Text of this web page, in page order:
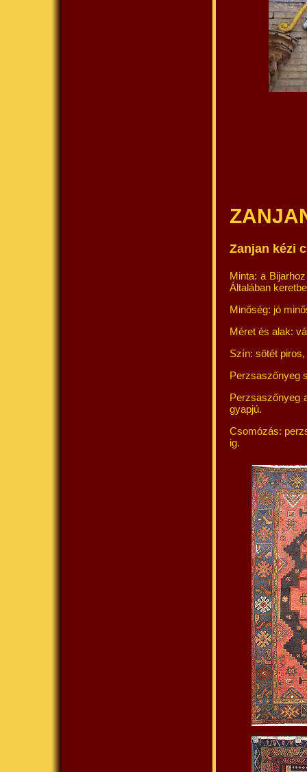
Zanjan kézi
Minta: a
Általában
Minőség: jó
Méret és alak:
Szín: sötét
Perzsaszőnyeg
Perzsaszőnyeg
gyapjú.
Csomózás:
ig.